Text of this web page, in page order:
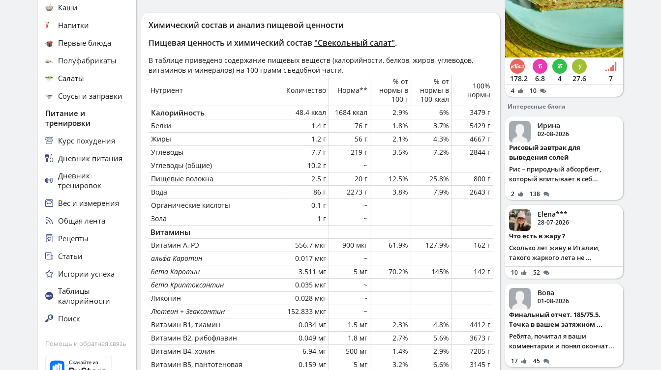
Химический состав и анализ пищевой ценности
Пищевая ценность и химический состав "Свекольный салат".
В таблице приведено содержание пищевых веществ (калорийности, белков, жиров, углеводов,
витаминов и минералов) на 100 грамм съедобной части.
Нутриент Количество Норма**
% от
нормы в
100 г
% от
нормы в
100 ккал
100%
нормы
Калорийность 48.4 ккал 1684 ккал 2.9% 6%
3479 г
Белки
1.4 г 76 г 1.8% 3.7%
5429 г
Жиры
1.2 г 56 г 2.1% 4.3%
4667 г
Углеводы
7.7 г 219 г 3.5% 7.2%
2844 г
Углеводы (общие)
10.2 г
~
Пищевые волокна
2.5 г 20 г 12.5% 25.8%
800 г
Вода
86 г 2273 г 3.8% 7.9%
2643 г
Органические кислоты
0.1 г
~
Зола
1 г ~
Витамины
Витамин А, РЭ 556.7 мкг 900 мкг 61.9% 127.9%
162 г
альфа Каротин
0.017 мкг
~
бета Каротин
3.511 мг 5 мг 70.2% 145%
142 г
бета Криптоксантин
0.035 мкг
~
Ликопин
0.028 мкг
~
Лютеин + Зеаксантин
152.833 мкг
~
Витамин В1, тиамин
0.034 мг 1.5 мг 2.3% 4.8%
4412 г
Витамин В2, рибофлавин
0.049 мг 1.8 мг 2.7% 5.6%
3673 г
Витамин В4, холин
6.94 мг 500 мг 1.4% 2.9%
7205 г
Витамин В5, пантотеновая
0.159 мг 5 мг 3.2% 6.6%
3145 г
Каши
Напитки
Первые блюда
Полуфабрикаты
Салаты
Соусы и заправки
Питание и
тренировки
Курс похудения
Дневник питания
Дневник
тренировок
Вес и измерения
Общая лента
Рецепты
Статьи
Истории успеха
Таблицы
калорийности
Поиск
Помощь и обратная связь
178.2 6.8 4 27.6 7
4
10
Интересные блоги
Ирина
02-08-2026
Рисовый завтрак для
выведения солей
Рис – природный абсорбент,
который впитывает в себ...
2 138
Elena***
28-07-2026
Что есть в жару ?
Сколько лет живу в Италии,
такого жаркого лета не ...
10 52
Вова
01-08-2026
Финальный отчет. 185/75.5.
Точка в вашем затяжном ...
Ребята, почитал я ваши
комментарии и понял окончат...
17 45